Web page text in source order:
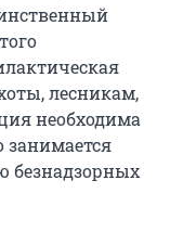
лесникам,
необходима
занимается
безнадзорных